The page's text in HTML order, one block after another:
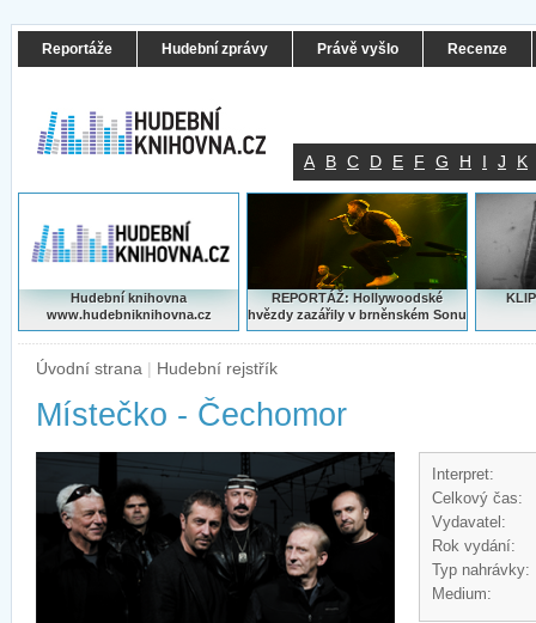
Reportáže Hudební zprávy Právě vyšlo Recenze
A B C D E F G H I J K
Hudební knihovna
www.hudebniknihovna.cz
REPORTÁŽ: Hollywoodské
hvězdy zazářily v brněnském Sonu
Úvodní strana | Hudební rejstřík
Místečko - Čechomor
Interpret:
Celkový čas:
Vydavatel:
Rok vydání:
Typ nahrávky:
Medium: